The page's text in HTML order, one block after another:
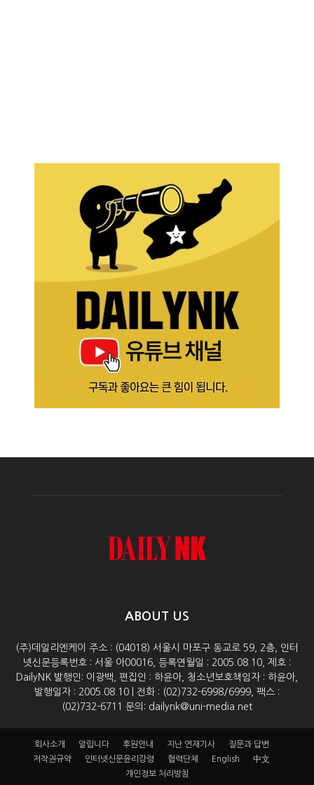
ABOUT US
(주)데일리엔케이 주소 : (04018) 서울시 마포구 동교로 59, 2층, 인터
넷신문등록번호 : 서울 아00016, 등록연월일 : 2005.08.10, 제호 :
DailyNK 발행인: 이광백, 편집인 : 하윤아, 청소년보호책임자 : 하윤아,
발행일자 : 2005.08.10 | 전화 : (02)732-6998/6999, 팩스 :
(02)732-6711 문의: dailynk@uni-media.net
회사소개 알립니다 후원안내 지난 연재기사
질문과 답변
저작권규약
인터넷신문윤리강령 협력단체 English
中文
개인정보 처리방침